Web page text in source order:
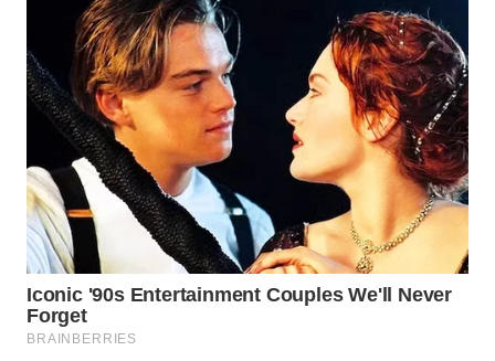
DEPOK
WN
TAPANULI
UTARA
WN
SAMOSIR
WN
PADANG
LAWAS